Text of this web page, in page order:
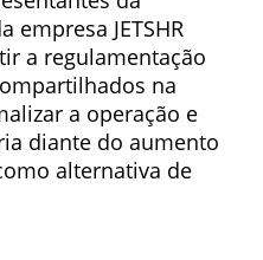
empresa JETSHR
a regulamentação
na
a operação e
diante do aumento
alternativa de